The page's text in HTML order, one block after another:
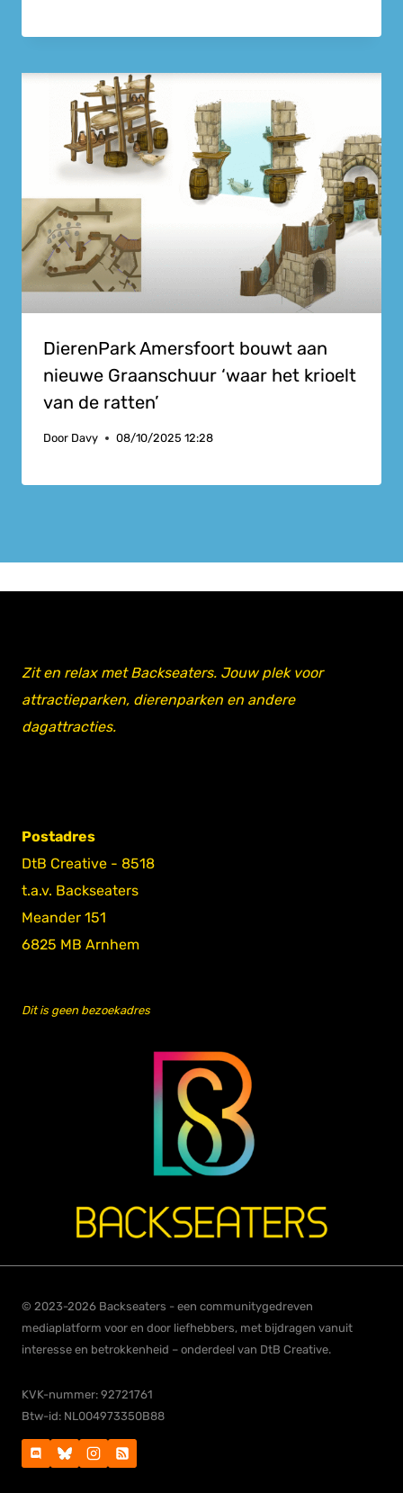
DierenPark Amersfoort bouwt aan
nieuwe Graanschuur ‘waar het krioelt
van de ratten’
Door Davy 08/10/2025 12:28
Zit en relax met Backseaters. Jouw plek voor
attractieparken, dierenparken en andere
dagattracties.
Postadres
DtB Creative - 8518
t.a.v. Backseaters
Meander 151
6825 MB Arnhem
Dit is geen bezoekadres
© 2023-2026 Backseaters - een communitygedreven
mediaplatform voor en door liefhebbers, met bijdragen vanuit
interesse en betrokkenheid – onderdeel van DtB Creative.
KVK-nummer: 92721761
Btw-id: NL004973350B88